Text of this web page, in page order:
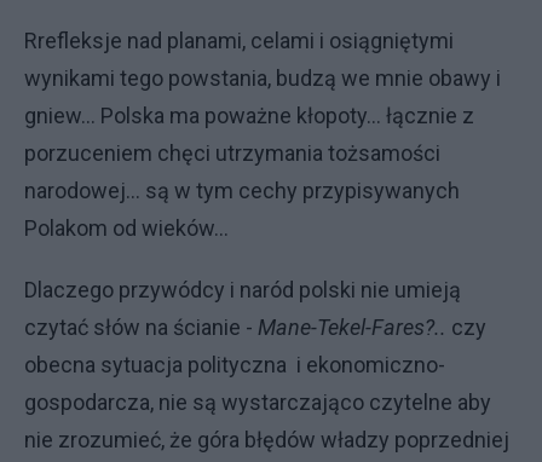
Rrefleksje nad planami, celami i osiągniętymi
wynikami tego powstania, budzą we mnie obawy i
gniew... Polska ma poważne kłopoty... łącznie z
porzuceniem chęci utrzymania tożsamości
narodowej... są w tym cechy przypisywanych
Polakom od wieków...
Dlaczego przywódcy i naród polski nie umieją
czytać słów na ścianie - Mane-Tekel-Fares?.. czy
obecna sytuacja polityczna i ekonomiczno-
gospodarcza, nie są wystarczająco czytelne aby
nie zrozumieć, że góra błędów władzy poprzedniej